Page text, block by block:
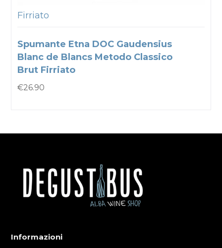
Firriato
Spumante Etna DOC Gaudensius
Blanc de Blancs Metodo Classico
Brut Firriato
€26.90
Informazioni